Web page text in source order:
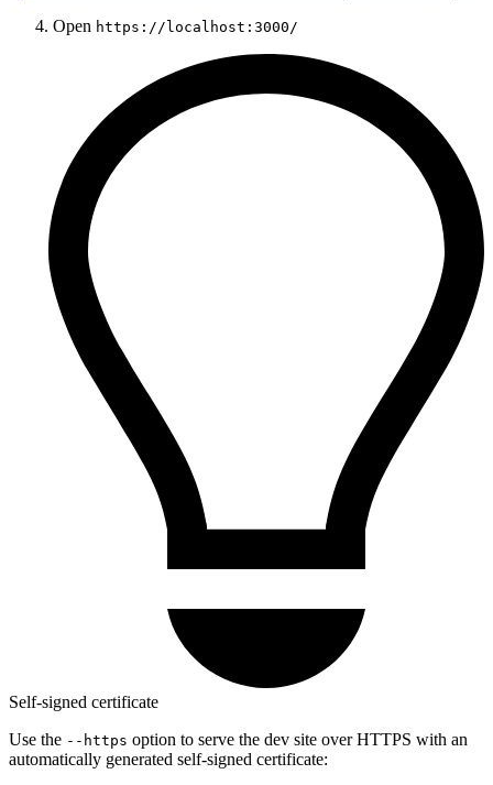
Open https://localhost:3000/
Self-signed certificate
Use the --https option to serve the dev site over HTTPS with an
automatically generated self-signed certificate: